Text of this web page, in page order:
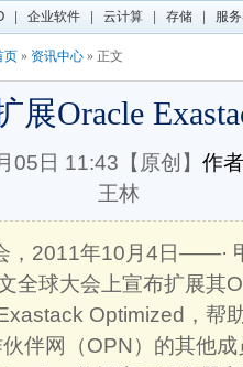
企业软件 云计算 存储 服
页 » 资讯中心 » 正文
展Oracle
05日 11:43【原创】 作
王林
，2011年10月4日——·
全球大会上宣布扩展其
Optimized，帮
伙伴网（OPN）的其他